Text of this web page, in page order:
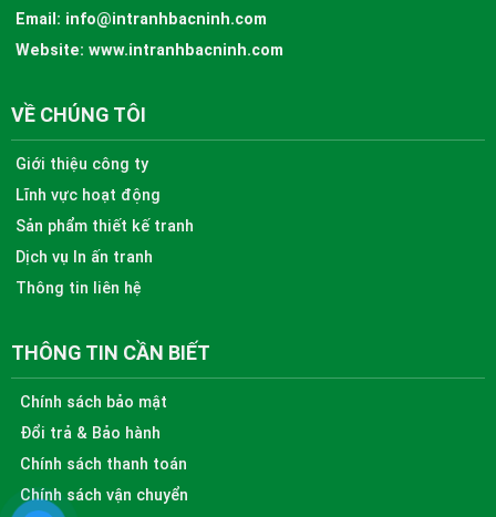
Email: info@intranhbacninh.com
Website: www.intranhbacninh.com
VỀ CHÚNG TÔI
Giới thiệu công ty
Lĩnh vực hoạt động
Sản phẩm thiết kế tranh
Dịch vụ In ấn tranh
Thông tin liên hệ
THÔNG TIN CẦN BIẾT
Chính sách bảo mật
Đổi trả & Bảo hành
Chính sách thanh toán
Chính sách vận chuyển